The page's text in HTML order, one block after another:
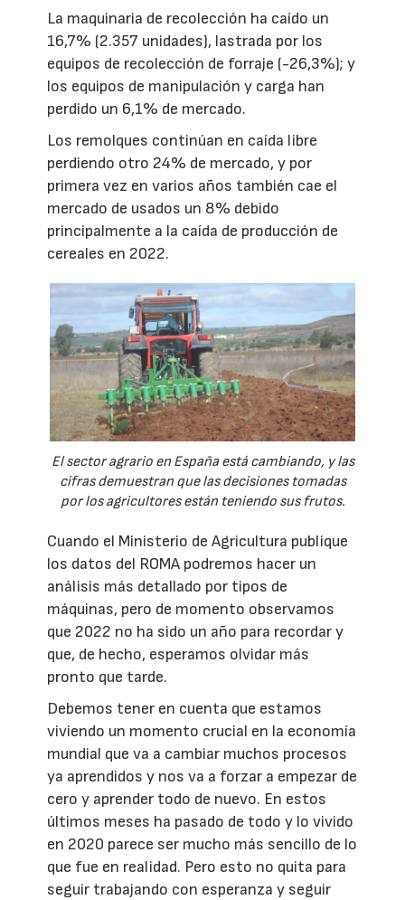
La maquinaria de recolección ha caído un
16,7% (2.357 unidades), lastrada por los
equipos de recolección de forraje (-26,3%); y
los equipos de manipulación y carga han
perdido un 6,1% de mercado.
Los remolques continúan en caída libre
perdiendo otro 24% de mercado, y por
primera vez en varios años también cae el
mercado de usados un 8% debido
principalmente a la caída de producción de
cereales en 2022.
El sector agrario en España está cambiando, y las
cifras demuestran que las decisiones tomadas
por los agricultores están teniendo sus frutos.
Cuando el Ministerio de Agricultura publique
los datos del ROMA podremos hacer un
análisis más detallado por tipos de
máquinas, pero de momento observamos
que 2022 no ha sido un año para recordar y
que, de hecho, esperamos olvidar más
pronto que tarde.
Debemos tener en cuenta que estamos
viviendo un momento crucial en la economía
mundial que va a cambiar muchos procesos
ya aprendidos y nos va a forzar a empezar de
cero y aprender todo de nuevo. En estos
últimos meses ha pasado de todo y lo vivido
en 2020 parece ser mucho más sencillo de lo
que fue en realidad. Pero esto no quita para
seguir trabajando con esperanza y seguir